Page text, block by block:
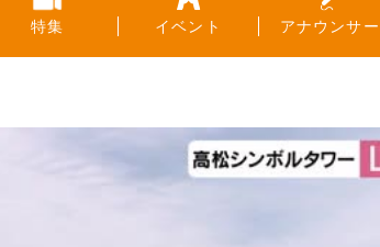
特集 イベント アナウンサー